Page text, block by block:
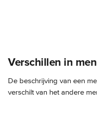
Verschillen in
De beschrijving van een
verschilt van het andere